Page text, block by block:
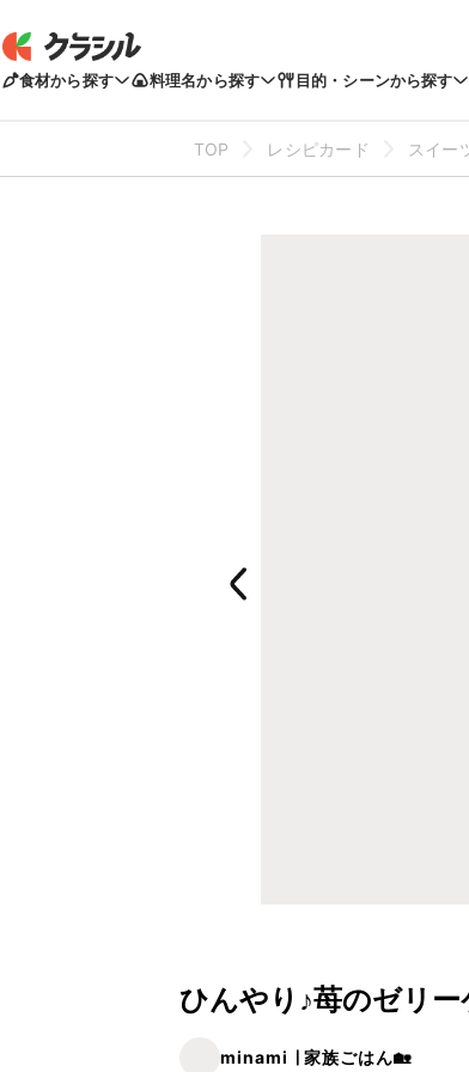
食材から探す 料理名から探す 目的・シーンから探す
TOP レシピカード スイー
ひんやり♪苺のゼリー
minami ∣ 家族ごはん🏡